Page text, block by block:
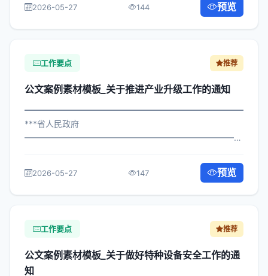
构： 为深入贯彻落实习近平总书记...
2026-05-27 144 预览
工作要点 推荐
公文案例素材模板_关于推进产业升级工作的通知
***省人民政府
机构： 为深入贯彻落实习近平总书记...
2026-05-27 147 预览
工作要点 推荐
公文案例素材模板_关于做好特种设备安全工作的通
知